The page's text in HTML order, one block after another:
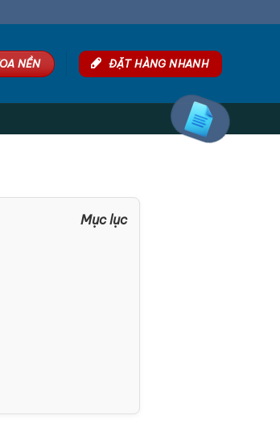
NỀN ĐẶT HÀNG NHANH
Mục lục